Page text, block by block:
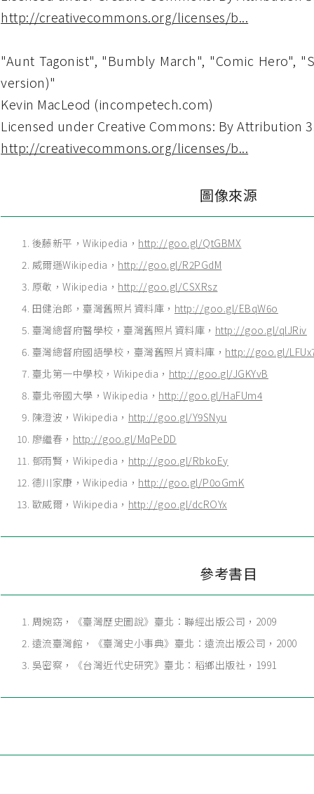
http://creativecommons.org/licenses/b...
"Aunt Tagonist", "Bumbly March", "Comic Hero",
version)"
Kevin MacLeod (incompetech.com)
Licensed under Creative Commons: By Attribution
http://creativecommons.org/licenses/b...
圖像來源
後藤新平，Wikipedia， http://goo.gl/QtGBMX
威爾遜Wikipedia， http://goo.gl/R2PGdM
原敬，Wikipedia， http://goo.gl/CSXRsz
田健治郎，臺灣舊照片資料庫， http://goo.gl/EBqW6o
臺灣總督府醫學校，臺灣舊照片資料庫， http://goo.gl/qlJRiv
臺灣總督府國語學校，臺灣舊照片資料庫， http://goo.gl/
臺北第一中學校，Wikipedia， http://goo.gl/JGKYvB
臺北帝國大學，Wikipedia， http://goo.gl/HaFUm4
陳澄波，Wikipedia， http://goo.gl/Y9SNyu
廖繼春， http://goo.gl/MqPeDD
鄧雨賢，Wikipedia， http://goo.gl/RbkoEy
德川家康，Wikipedia， http://goo.gl/P0oGmK
歐威爾，Wikipedia， http://goo.gl/dcROYx
參考書目
周婉窈，《臺灣歷史圖說》臺北：聯經出版公司，2009
遠流臺灣館，《臺灣史小事典》臺北：遠流出版公司，2000
吳密察，《台灣近代史研究》臺北：稻鄉出版社，1991